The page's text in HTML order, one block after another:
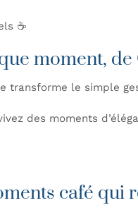
☕
moment,
transforme le simple
des moments
café qui